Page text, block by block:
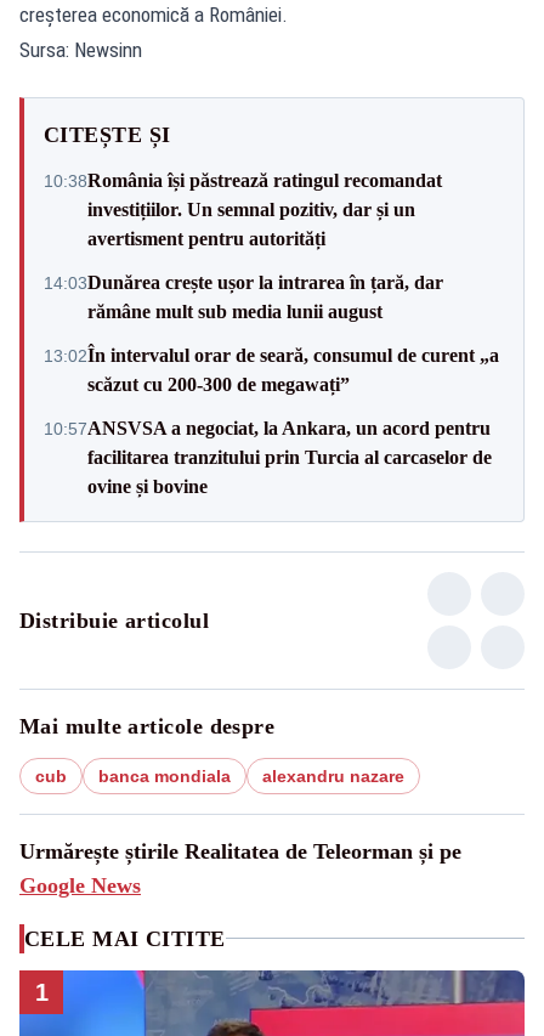
creșterea economică a României.
Sursa: Newsinn
CITEȘTE ȘI
10:38România își păstrează ratingul recomandat
investițiilor. Un semnal pozitiv, dar și un
avertisment pentru autorități
14:03Dunărea crește ușor la intrarea în țară, dar
rămâne mult sub media lunii august
13:02În intervalul orar de seară, consumul de curent „a
scăzut cu 200-300 de megawați”
10:57ANSVSA a negociat, la Ankara, un acord pentru
facilitarea tranzitului prin Turcia al carcaselor de
ovine și bovine
Distribuie articolul
Mai multe articole despre
cub banca mondiala alexandru nazare
Urmărește știrile Realitatea de Teleorman și pe
Google News
CELE MAI CITITE
1